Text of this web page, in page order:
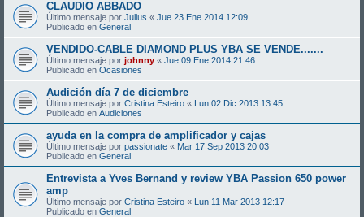
CLAUDIO ABBADO
Último mensaje por Julius « Jue 23 Ene 2014 12:09
Publicado en General
VENDIDO-CABLE DIAMOND PLUS YBA SE VENDE.......
Último mensaje por johnny « Jue 09 Ene 2014 21:46
Publicado en Ocasiones
Audición día 7 de diciembre
Último mensaje por Cristina Esteiro « Lun 02 Dic 2013 13:45
Publicado en Audiciones
ayuda en la compra de amplificador y cajas
Último mensaje por passionate « Mar 17 Sep 2013 20:03
Publicado en General
Entrevista a Yves Bernand y review YBA Passion 650 power
amp
Último mensaje por Cristina Esteiro « Lun 11 Mar 2013 12:17
Publicado en General